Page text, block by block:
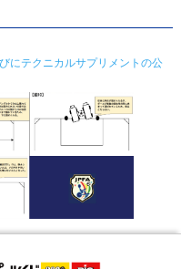
にテクニカルサプリメントの公